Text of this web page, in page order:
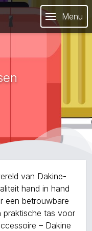
Menu
van Dakine-
hand in hand
een betrouwbare
praktische tas voor
– Dakine